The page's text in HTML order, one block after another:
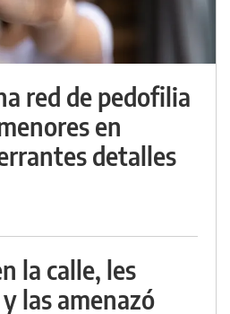
red de pedofilia
en
detalles
la calle, les
las amenazó